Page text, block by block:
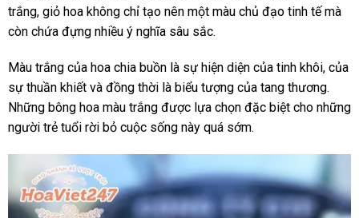
trắng, giỏ hoa không chỉ tạo nên một màu chủ đạo tinh tế mà
còn chứa đựng nhiều ý nghĩa sâu sắc.
Màu trắng của hoa chia buồn là sự hiện diện của tinh khôi, của
sự thuần khiết và đồng thời là biểu tượng của tang thương.
Những bông hoa màu trắng được lựa chọn đặc biệt cho những
người trẻ tuổi rời bỏ cuộc sống này quá sớm.